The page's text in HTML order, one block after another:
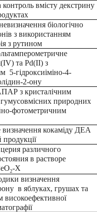
вмісту декстрину
біологічно
з використанням
з рутином
та Pd(II) з
5-гідроксиіміно-4-
2-ону
з кристалічним
природних
фотометричним
визначення кокаміду ДЕА
продукції
различного
в растворе
2-X
визначення
в яблуках, грушах та
високоефективної